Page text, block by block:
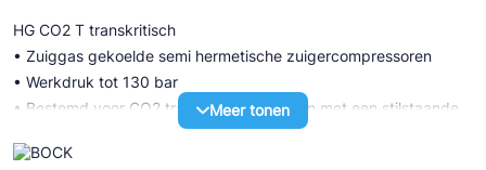
HG CO2 T transkritisch
• Zuiggas gekoelde semi hermetische zuigercompressoren
• Werkdruk tot 130 bar
• Bestemd voor CO2 transkritisch systeem met een stilstaande
druk LD 100 bar / HD 150 bar
• Hoogst mogelijke efficiency voor compressor en systeem
Meer tonen